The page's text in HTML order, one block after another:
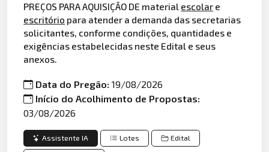
PREÇOS PARA AQUISIÇÃO DE material escolar e
escritório para atender a demanda das secretarias
solicitantes, conforme condições, quantidades e
exigências estabelecidas neste Edital e seus
anexos.
Data do Pregão:19/08/2026
Início do Acolhimento de Propostas:
03/08/2026
Assistente IA Lotes Edital